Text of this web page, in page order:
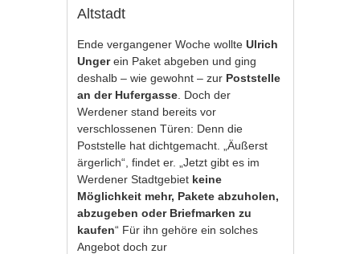
Altstadt
Ende vergangener Woche wollteUlrich
Ungerein Paket abgeben und ging
deshalb – wie gewohnt – zur Poststelle
an der Hufergasse . Doch der
Werdener stand bereits vor
verschlossenen Türen: Denn die
Poststelle hat dichtgemacht. „Äußerst
ärgerlich“, findet er. „Jetzt gibt es im
Werdener Stadtgebiet keine
Möglichkeit mehr, Pakete abzuholen,
abzugeben oder Briefmarken zu
kaufen“ Für ihn gehöre ein solches
Angebot doch zur